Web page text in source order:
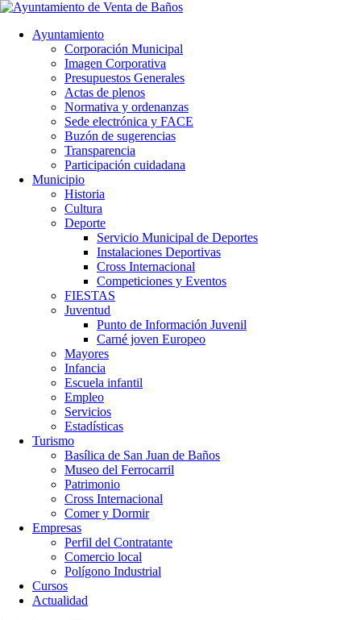
Ayuntamiento
Corporación Municipal
Imagen Corporativa
Presupuestos Generales
Actas de plenos
Normativa y ordenanzas
Sede electrónica y FACE
Buzón de sugerencias
Transparencia
Participación cuidadana
Municipio
Historia
Cultura
Deporte
Servicio Municipal de Deportes
Instalaciones Deportivas
Cross Internacional
Competiciones y Eventos
FIESTAS
Juventud
Punto de Información Juvenil
Carné joven Europeo
Mayores
Infancia
Escuela infantil
Empleo
Servicios
Estadísticas
Turismo
Basílica de San Juan de Baños
Museo del Ferrocarril
Patrimonio
Cross Internacional
Comer y Dormir
Empresas
Perfil del Contratante
Comercio local
Polígono Industrial
Cursos
Actualidad